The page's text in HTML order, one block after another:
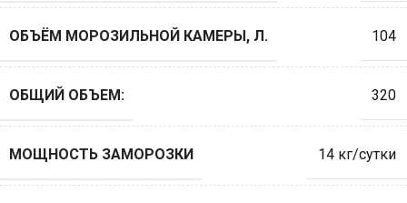
ОБЪЁМ МОРОЗИЛЬНОЙ КАМЕРЫ, Л. 104
ОБЩИЙ ОБЪЕМ: 320
МОЩНОСТЬ ЗАМОРОЗКИ 14 кг/сутки